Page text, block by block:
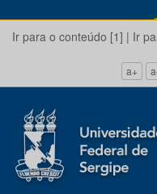
Ir para o conteúdo [1] | Ir
a+